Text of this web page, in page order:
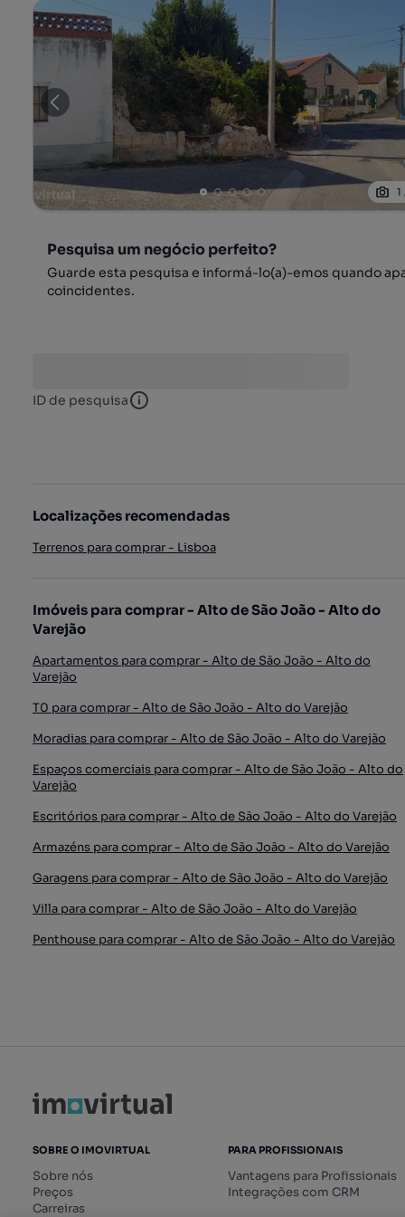
1
Pesquisa um negócio perfeito?
Guarde esta pesquisa e informá-lo(a)-emos quando
coincidentes.
ID de pesquisa ID de pesquisa
Localizações recomendadas
Terrenos para comprar - Lisboa
Imóveis para comprar - Alto de São João - Alto do
Varejão
Apartamentos para comprar - Alto de São João - Alto do
Varejão
T0 para comprar - Alto de São João - Alto do Varejão
Moradias para comprar - Alto de São João - Alto do Varejão
Espaços comerciais para comprar - Alto de São João - Alto do
Varejão
Escritórios para comprar - Alto de São João - Alto do Varejão
Armazéns para comprar - Alto de São João - Alto do Varejão
Garagens para comprar - Alto de São João - Alto do Varejão
Villa para comprar - Alto de São João - Alto do Varejão
Penthouse para comprar - Alto de São João - Alto do Varejão
SOBRE O IMOVIRTUAL
Sobre nós
Preços
Carreiras
PARA PROFISSIONAIS
Vantagens para Profissionais
Integrações com CRM